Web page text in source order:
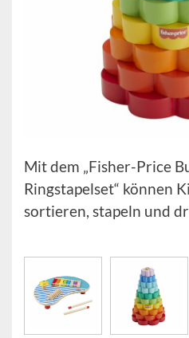
Mit dem „Fisher-Price
Ringstapelset“ können
sortieren, stapeln und